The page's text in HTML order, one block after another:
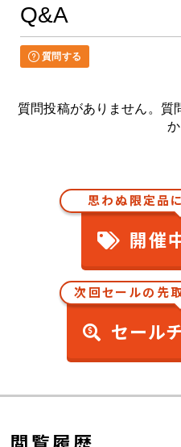
Q&A
質問する
質問投稿がありません。質
か
思わぬ限定品
開催
次回セールの先
セール